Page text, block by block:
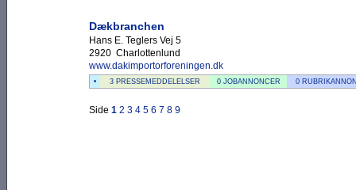
Dækbranchen
Hans E. Teglers Vej 5
2920 Charlottenlund
www.dakimportorforeningen.dk
• 3 PRESSEMEDDELELSER 0 JOBANNONCER 0
Side 1 2 3 4 5 6 7 8 9